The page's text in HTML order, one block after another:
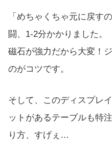
「めちゃくちゃ元に戻す
闘、1-2分かかりました。
磁石が強力だから大変！
のがコツです。
そして、このディスプレ
ットがあるテーブルも特
り方、すげぇ…